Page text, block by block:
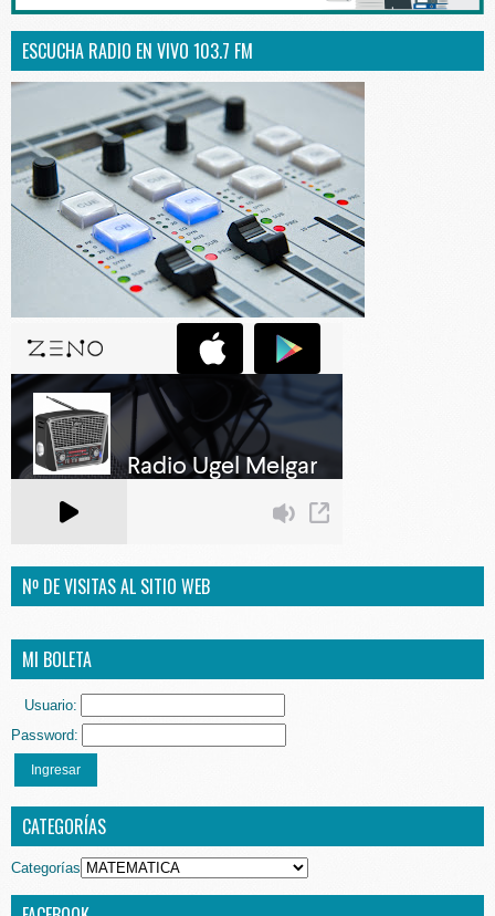
ESCUCHA RADIO EN VIVO 103.7 FM
Nº DE VISITAS AL SITIO WEB
MI BOLETA
Usuario:
Password:
Ingresar
CATEGORÍAS
Categorías